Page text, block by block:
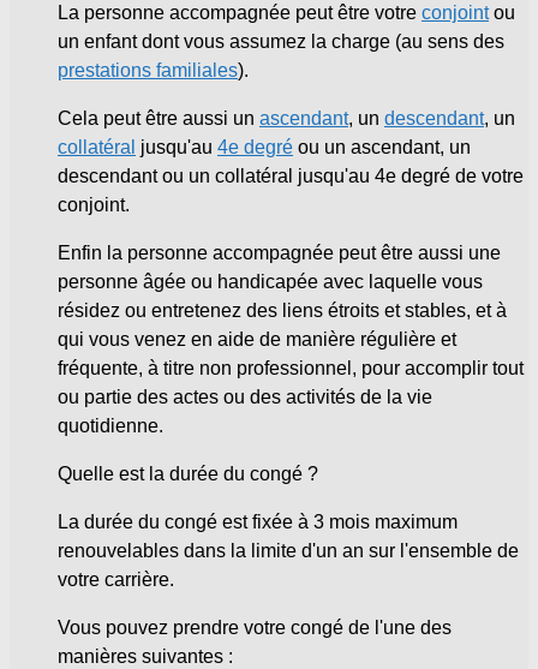
La personne accompagnée peut être votre conjointou
un enfant dont vous assumez la charge (au sens des
prestations familiales).
Cela peut être aussi un ascendant, un descendant, un
collatéral jusqu'au 4e degré ou un ascendant, un
descendant ou un collatéral jusqu'au 4e degré de votre
conjoint.
Enfin la personne accompagnée peut être aussi une
personne âgée ou handicapée avec laquelle vous
résidez ou entretenez des liens étroits et stables, et à
qui vous venez en aide de manière régulière et
fréquente, à titre non professionnel, pour accomplir tout
ou partie des actes ou des activités de la vie
quotidienne.
Quelle est la durée du congé ?
La durée du congé est fixée à 3 mois maximum
renouvelables dans la limite d'un an sur l'ensemble de
votre carrière.
Vous pouvez prendre votre congé de l'une des
manières suivantes :